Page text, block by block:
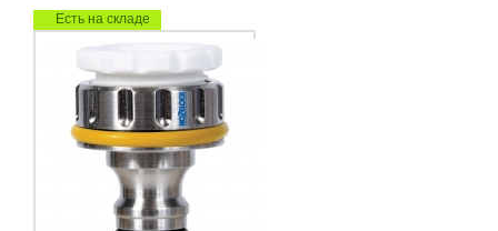
Есть на складе